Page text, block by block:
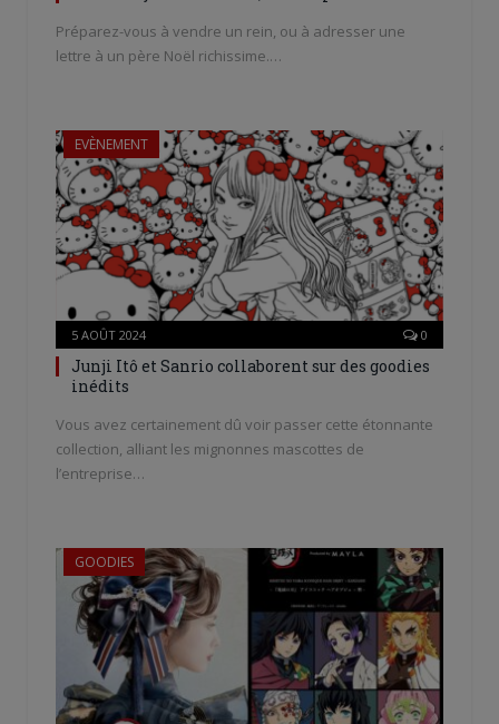
Préparez-vous à vendre un rein, ou à adresser une
lettre à un père Noël richissime.…
EVÈNEMENT
5 AOÛT 2024 0
Junji Itô et Sanrio collaborent sur des goodies
inédits
Vous avez certainement dû voir passer cette étonnante
collection, alliant les mignonnes mascottes de
l’entreprise…
GOODIES